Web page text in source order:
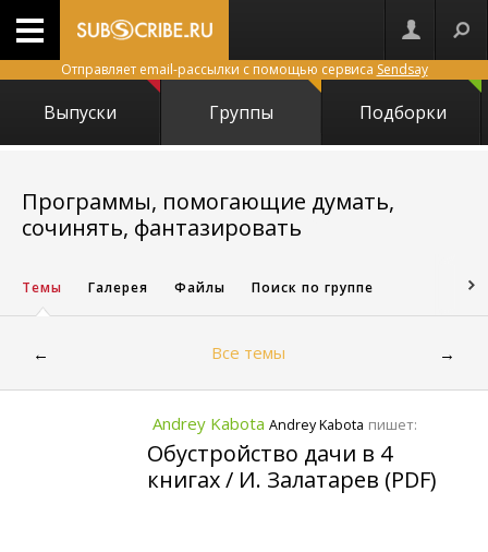
Отправляет email-рассылки с помощью сервиса Sendsay
Выпуски Группы Подборки
Программы, помогающие думать,
сочинять, фантазировать
565
Темы Галерея Файлы Поиск по группе
← Все темы →
Andrey Kabota Andrey Kabota пишет:
Обустройство дачи в 4
книгах / И. Залатарев (PDF)